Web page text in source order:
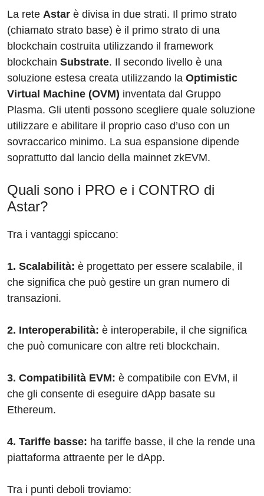
La rete Astar è divisa in due strati. Il primo strato
(chiamato strato base) è il primo strato di una
blockchain costruita utilizzando il framework
blockchain Substrate. Il secondo livello è una
soluzione estesa creata utilizzando la Optimistic
Virtual Machine (OVM) inventata dal Gruppo
Plasma. Gli utenti possono scegliere quale soluzione
utilizzare e abilitare il proprio caso d’uso con un
sovraccarico minimo. La sua espansione dipende
soprattutto dal lancio della mainnet zkEVM.
Quali sono i PRO e i CONTRO di
Astar?
Tra i vantaggi spiccano:
1. Scalabilità: è progettato per essere scalabile, il
che significa che può gestire un gran numero di
transazioni.
2. Interoperabilità: è interoperabile, il che significa
che può comunicare con altre reti blockchain.
3. Compatibilità EVM: è compatibile con EVM, il
che gli consente di eseguire dApp basate su
Ethereum.
4. Tariffe basse: ha tariffe basse, il che la rende una
piattaforma attraente per le dApp.
Tra i punti deboli troviamo: